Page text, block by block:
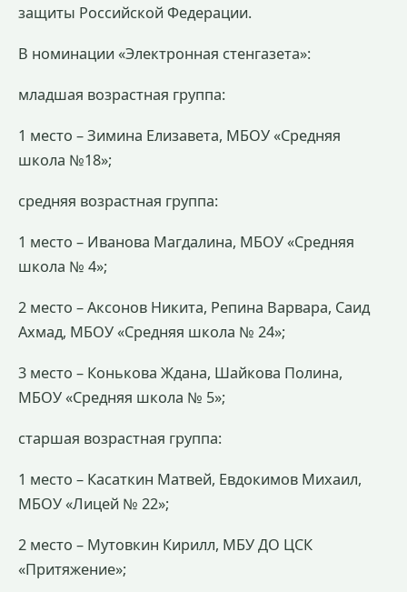
защиты Российской Федерации.
В номинации «Электронная стенгазета»:
младшая возрастная группа:
1 место – Зимина Елизавета, МБОУ «Средняя
школа №18»;
средняя возрастная группа:
1 место – Иванова Магдалина, МБОУ «Средняя
школа № 4»;
2 место – Аксонов Никита, Репина Варвара, Саид
Ахмад, МБОУ «Средняя школа № 24»;
3 место – Конькова Ждана, Шайкова Полина,
МБОУ «Средняя школа № 5»;
старшая возрастная группа:
1 место – Касаткин Матвей, Евдокимов Михаил,
МБОУ «Лицей № 22»;
2 место – Мутовкин Кирилл, МБУ ДО ЦСК
«Притяжение»;